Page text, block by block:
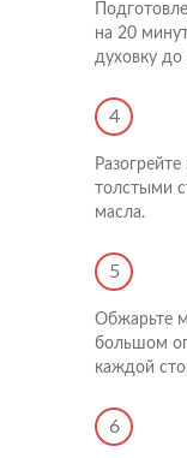
на 20
духовку до
4
толстыми
масла.
5
Обжарьте
большом
каждой
6